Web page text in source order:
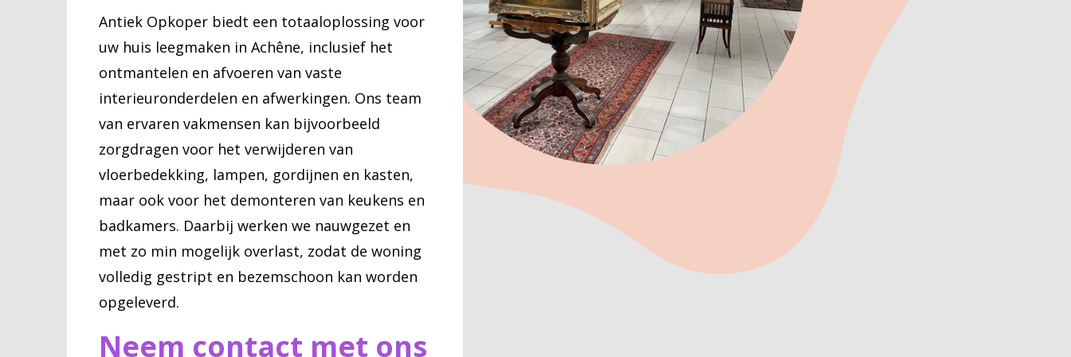
Antiek Opkoper biedt een totaaloplossing voor
uw huis leegmaken in Achêne, inclusief het
ontmantelen en afvoeren van vaste
interieuronderdelen en afwerkingen. Ons team
van ervaren vakmensen kan bijvoorbeeld
zorgdragen voor het verwijderen van
vloerbedekking, lampen, gordijnen en kasten,
maar ook voor het demonteren van keukens en
badkamers. Daarbij werken we nauwgezet en
met zo min mogelijk overlast, zodat de woning
volledig gestript en bezemschoon kan worden
opgeleverd.
Neem contact met ons